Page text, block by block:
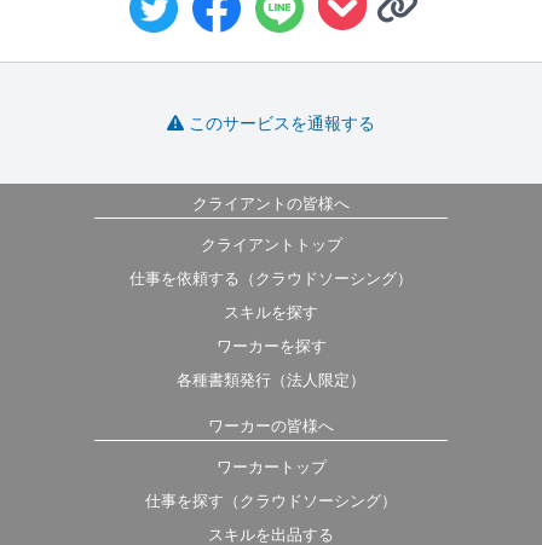
このサービスを通報する
クライアントの皆様へ
クライアントトップ
仕事を依頼する（クラウドソーシング）
スキルを探す
ワーカーを探す
各種書類発行（法人限定）
ワーカーの皆様へ
ワーカートップ
仕事を探す（クラウドソーシング）
スキルを出品する